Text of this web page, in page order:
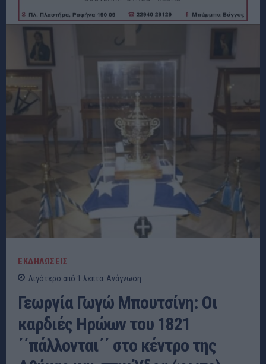
ΕΚΔΗΛΩΣΕΙΣ
Λιγότερο από 1 λεπτα Ανάγνωση
Γεωργία Γωγώ Μπουτσίνη: Οι
καρδιές Ηρώων του 1821
΄΄πάλλονται΄΄ στο κέντρο της